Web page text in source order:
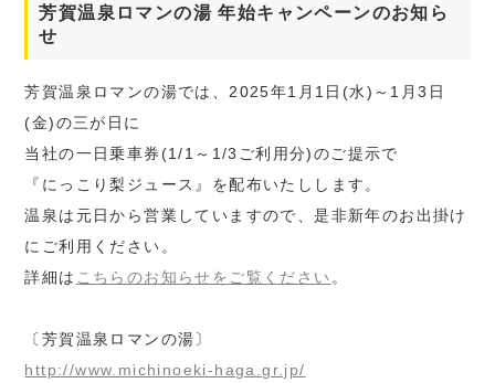
芳賀温泉ロマンの湯 年始キャンペーンのお知ら
せ
芳賀温泉ロマンの湯では、2025年1月1日(水)～1月3日
(金)の三が日に
当社の一日乗車券(1/1～1/3ご利用分)のご提示で
『にっこり梨ジュース』を配布いたしします。
温泉は元日から営業していますので、是非新年のお出掛け
にご利用ください。
詳細は こちらのお知らせをご覧ください 。
〔芳賀温泉ロマンの湯〕
http://www.michinoeki-haga.gr.jp/